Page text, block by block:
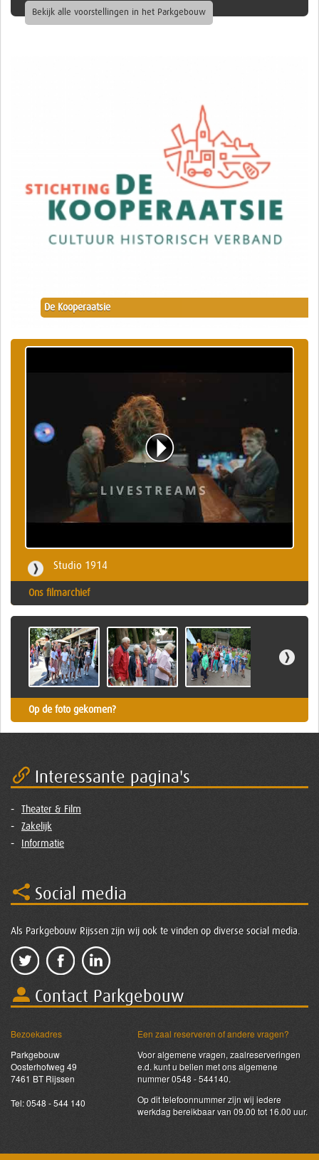
Bekijk alle voorstellingen in het Parkgebouw
De Kooperaatsie
Studio 1914
Ons filmarchief
Op de foto gekomen?
Interessante pagina's
Theater & Film
Zakelijk
Informatie
Social media
Als Parkgebouw Rijssen zijn wij ook te vinden op diverse social media.
Contact Parkgebouw
Bezoekadres
Parkgebouw
Oosterhofweg 49
7461 BT Rijssen
Tel: 0548 - 544 140
Een zaal reserveren of andere vragen?
Voor algemene vragen, zaalreserveringen
e.d. kunt u bellen met ons algemene
nummer 0548 - 544140.
Op dit telefoonnummer zijn wij iedere
werkdag bereikbaar van 09.00 tot 16.00 uur.